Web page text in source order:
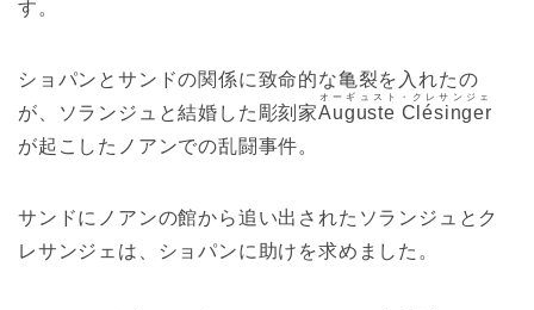
す。
ショパンとサンドの関係に致命的な亀裂を入れたの
が、ソランジュと結婚した彫刻家Auguste Clésinger
オーギュスト・クレサンジェ
が起こしたノアンでの乱闘事件。
サンドにノアンの館から追い出されたソランジュとク
レサンジェは、ショパンに助けを求めました。